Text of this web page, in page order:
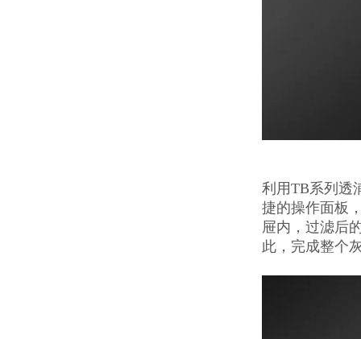
利用TB系列透
捷的操作面板
屉内，过滤后
此，完成整个